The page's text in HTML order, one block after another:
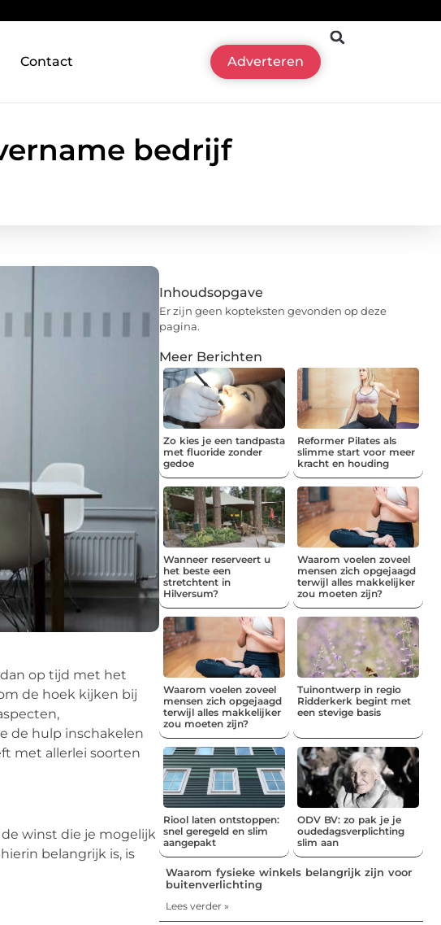
Contact Adverteren
bedrijf
op tijd met het
de hoek kijken bij
de hulp inschakelen
met allerlei soorten
winst die je mogelijk
belangrijk is, is
Inhoudsopgave
Er zijn geen kopteksten gevonden op deze
pagina.
Meer Berichten
Zo kies je een tandpasta
met fluoride zonder
gedoe
Reformer Pilates als
slimme start voor meer
kracht en houding
Wanneer reserveert u
het beste een
stretchtent in
Hilversum?
Waarom voelen zoveel
mensen zich opgejaagd
terwijl alles makkelijker
zou moeten zijn?
Waarom voelen zoveel
mensen zich opgejaagd
terwijl alles makkelijker
zou moeten zijn?
Tuinontwerp in regio
Ridderkerk begint met
een stevige basis
Riool laten ontstoppen:
snel geregeld en slim
aangepakt
ODV BV: zo pak je je
oudedagsverplichting
slim aan
Waarom fysieke winkels belangrijk zijn voor
buitenverlichting
Lees verder »